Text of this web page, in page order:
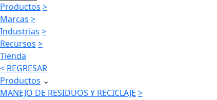
Productos >
Marcas >
Industrias >
Recursos >
Tienda
< REGRESAR
Productos ⌄
MANEJO DE RESIDUOS Y RECICLAJE >